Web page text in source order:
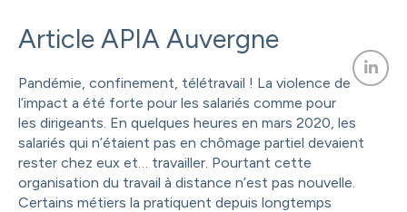
Article APIA Auvergne
Pandémie, confinement, télétravail ! La violence de
l’impact a été forte pour les salariés comme pour
les dirigeants. En quelques heures en mars 2020, les
salariés qui n’étaient pas en chômage partiel devaient
rester chez eux et… travailler. Pourtant cette
organisation du travail à distance n’est pas nouvelle.
Certains métiers la pratiquent depuis longtemps